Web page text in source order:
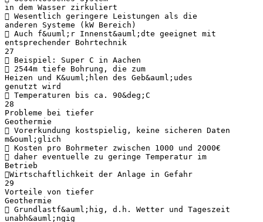
in dem Wasser zirkuliert
 Wesentlich geringere Leistungen als die
anderen Systeme (kW Bereich)
 Auch f&uuml;r Innenst&auml;dte geeignet mit
entsprechender Bohrtechnik
27
 Beispiel: Super C in Aachen
 2544m tiefe Bohrung, die zum
Heizen und K&uuml;hlen des Geb&auml;udes
genutzt wird
 Temperaturen bis ca. 90&deg;C
28
Probleme bei tiefer
Geothermie
 Vorerkundung kostspielig, keine sicheren Daten
m&ouml;glich
 Kosten pro Bohrmeter zwischen 1000 und 2000€
 daher eventuelle zu geringe Temperatur im
Betrieb
Wirtschaftlichkeit der Anlage in Gefahr
29
Vorteile von tiefer
Geothermie
 Grundlastf&auml;hig, d.h. Wetter und Tageszeit
unabh&auml;ngig